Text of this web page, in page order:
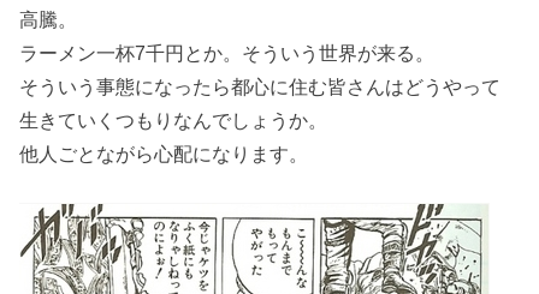
高騰。
ラーメン一杯7千円とか。そういう世界が来る。
そういう事態になったら都心に住む皆さんはどうやって
生きていくつもりなんでしょうか。
他人ごとながら心配になります。